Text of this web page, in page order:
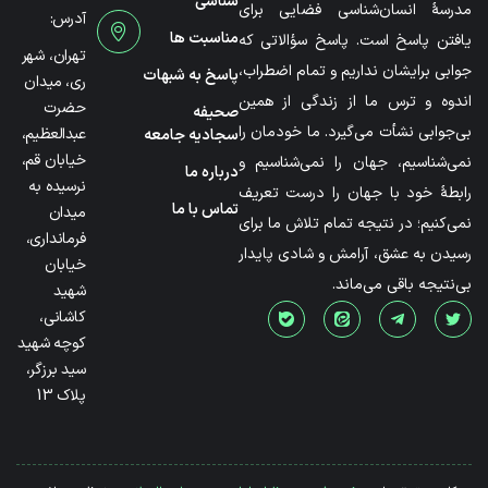
مدرسۀ انسان‌شناسی فضایی برای
یافتن پاسخ است. پاسخ سؤالاتی که
جوابی برایشان نداریم و تمام اضطراب،
اندوه و ترس ما از زندگی از همین
بی‌جوابی نشأت می‌گیرد. ما خودمان را
نمی‌شناسیم، جهان را نمی‌شناسیم و
رابطۀ خود با جهان را درست تعریف
نمی‌کنیم؛ در نتیجه تمام تلاش ما برای
رسیدن به عشق، آرامش و شادی پایدار
بی‌نتیجه باقی می‌ماند.
مناسبت ها
پاسخ به شبهات
صحیفه
سجادیه جامعه
درباره ما
تماس با ما
آدرس:
تهران، شهر
ری، میدان
حضرت
عبدالعظیم،
خیابان قم،
نرسیده به
میدان
فرمانداری،
خیابان
شهید
کاشانی،
کوچه شهید
سید برزگر،
پلاک 13